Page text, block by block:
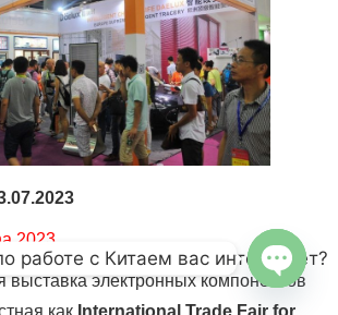
2023
электронных компонентов
как International Trade Fair for
работе с Китаем вас интересует?
OPEN